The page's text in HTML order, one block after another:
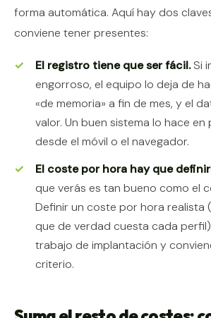
forma automática. Aquí hay dos
conviene tener presentes:
El registro tiene que ser fácil.Si
engorroso, el equipo lo deja de
«de memoria» a fin de mes, y el
valor. Un buen sistema lo hace en
desde el móvil o el navegador.
El coste por hora hay que
que verás es tan bueno como el
Definir un coste por hora realista
que de verdad cuesta cada
trabajo de implantación y
criterio.